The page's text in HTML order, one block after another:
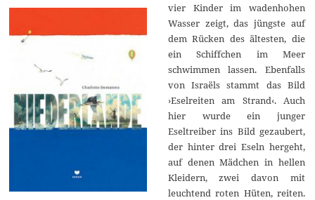
vier Kinder im wadenhohen
Wasser zeigt, das jüngste auf
dem Rücken des ältesten, die
ein Schiffchen im Meer
schwimmen lassen. Ebenfalls
von Israëls stammt das Bild
›Eselreiten am Strand‹. Auch
hier wurde ein junger
Eseltreiber ins Bild gezaubert,
der hinter drei Eseln hergeht,
auf denen Mädchen in hellen
Kleidern, zwei davon mit
leuchtend roten Hüten, reiten.